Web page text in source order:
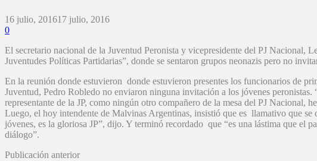
16 julio, 201617 julio, 2016
0
El secretario nacional de la Juventud Peronista y vicepresidente del PJ
Juventudes Políticas Partidarias”, donde se sentaron grupos neonazis pero no
En la reunión donde estuvieron donde estuvieron presentes los funcionarios de
Juventud, Pedro Robledo no enviaron ninguna invitación a los jóvenes
representante de la JP, como ningún otro compañero de la mesa del PJ Nacional,
Luego, el hoy intendente de Malvinas Argentinas, insistió que es llamativo que se
jóvenes, es la gloriosa JP”, dijo. Y terminó recordado que “es una lástima que el
diálogo”.
Publicación anterior